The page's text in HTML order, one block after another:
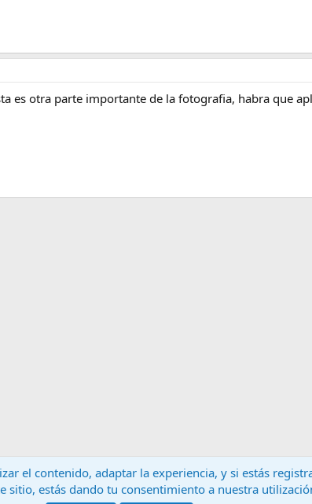
es otra parte importante de la fotografia, habra que
Contáctanos
el contenido, adaptar la experiencia, y si estás
sitio, estás dando tu consentimiento a nuestra